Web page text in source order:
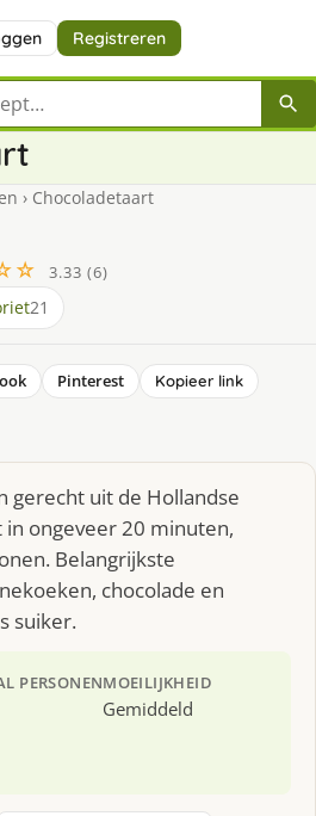
Registreren
› Chocoladetaart
3.33 (6)
21
Pinterest
Kopieer link
gerecht uit de Hollandse
in ongeveer 20 minuten,
Belangrijkste
chocolade en
suiker.
PERSONENMOEILIJKHEID
Gemiddeld